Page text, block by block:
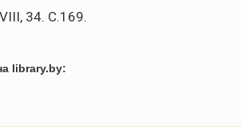
34. С.169.
library.by: